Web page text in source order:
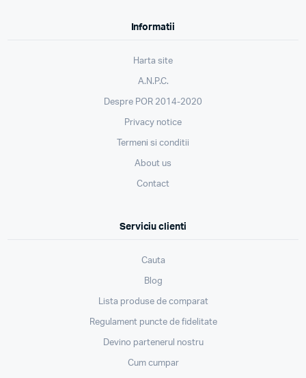
Informatii
Harta site
A.N.P.C.
Despre POR 2014-2020
Privacy notice
Termeni si conditii
About us
Contact
Serviciu clienti
Cauta
Blog
Lista produse de comparat
Regulament puncte de fidelitate
Devino partenerul nostru
Cum cumpar